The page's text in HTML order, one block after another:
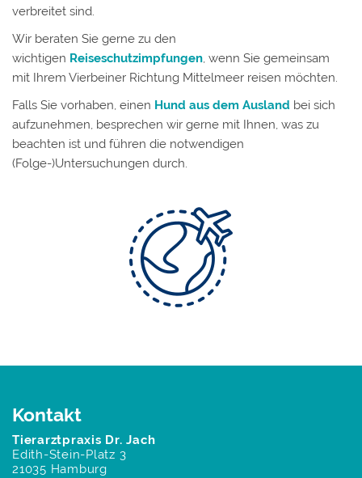
verbreitet sind.
Wir beraten Sie gerne zu den
wichtigen Reiseschutzimpfungen, wenn Sie gemeinsam
mit Ihrem Vierbeiner Richtung Mittelmeer reisen möchten.
Falls Sie vorhaben, einen Hund aus dem Ausland bei sich
aufzunehmen, besprechen wir gerne mit Ihnen, was zu
beachten ist und führen die notwendigen
(Folge-)Untersuchungen durch.
Kontakt
Tierarztpraxis Dr. Jach
Edith-Stein-Platz 3
21035 Hamburg